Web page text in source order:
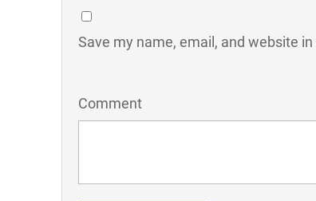
Save my name, email, and website
Comment